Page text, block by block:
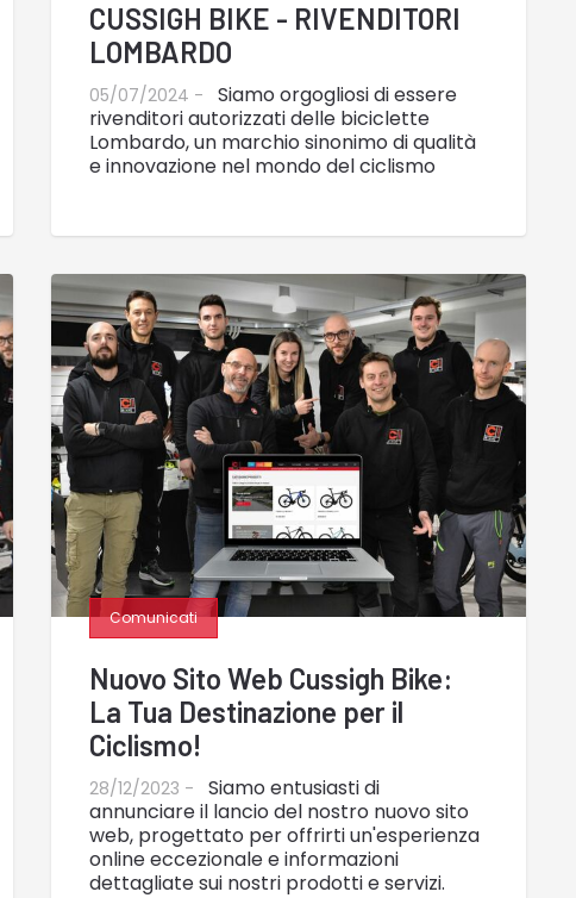
CUSSIGH BIKE - RIVENDITORI
LOMBARDO
05/07/2024 -
Siamo orgogliosi di essere
rivenditori autorizzati delle biciclette
Lombardo, un marchio sinonimo di qualità
e innovazione nel mondo del ciclismo
Comunicati
Nuovo Sito Web Cussigh Bike:
La Tua Destinazione per il
Ciclismo!
28/12/2023 -
Siamo entusiasti di
annunciare il lancio del nostro nuovo sito
web, progettato per offrirti un'esperienza
online eccezionale e informazioni
dettagliate sui nostri prodotti e servizi.